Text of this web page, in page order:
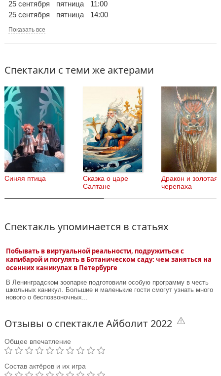
25 сентября пятница
11:00
25 сентября
пятница 14:00
Показать все
Спектакли с теми же актерами
Синяя птица
Сказка о царе
Салтане
Дракон и золотая
черепаха
Спектакль упоминается в статьях
Побывать в виртуальной реальности, подружиться с
капибарой и погулять в Ботаническом саду: чем заняться на
осенних каникулах в Петербурге
В Ленинградском зоопарке подготовили особую программу в честь
школьных каникул. Большие и маленькие гости смогут узнать много
нового о беспозвоночных...
Отзывы о спектакле Айболит 2022
Общее впечатление
Состав актёров и их игра